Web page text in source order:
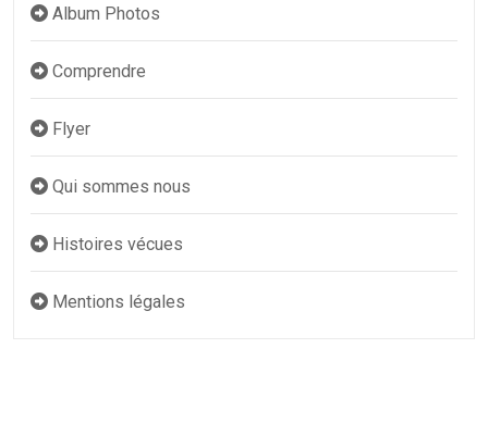
Album Photos
Comprendre
Flyer
Qui sommes nous
Histoires vécues
Mentions légales